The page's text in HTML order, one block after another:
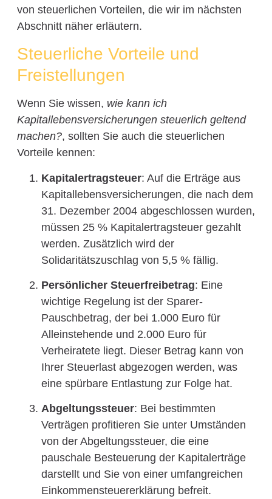
von steuerlichen Vorteilen, die wir im nächsten
Abschnitt näher erläutern.
Steuerliche Vorteile und
Freistellungen
Wenn Sie wissen, wie kann ich
Kapitallebensversicherungen steuerlich geltend
machen?, sollten Sie auch die steuerlichen
Vorteile kennen:
Kapitalertragsteuer: Auf die Erträge aus
Kapitallebensversicherungen, die nach dem
31. Dezember 2004 abgeschlossen wurden,
müssen 25 % Kapitalertragsteuer gezahlt
werden. Zusätzlich wird der
Solidaritätszuschlag von 5,5 % fällig.
Persönlicher Steuerfreibetrag: Eine
wichtige Regelung ist der Sparer-
Pauschbetrag, der bei 1.000 Euro für
Alleinstehende und 2.000 Euro für
Verheiratete liegt. Dieser Betrag kann von
Ihrer Steuerlast abgezogen werden, was
eine spürbare Entlastung zur Folge hat.
Abgeltungssteuer: Bei bestimmten
Verträgen profitieren Sie unter Umständen
von der Abgeltungssteuer, die eine
pauschale Besteuerung der Kapitalerträge
darstellt und Sie von einer umfangreichen
Einkommensteuererklärung befreit.